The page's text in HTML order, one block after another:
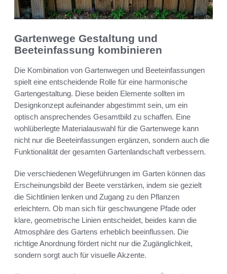
Gartenwege Gestaltung und
Beeteinfassung kombinieren
Die Kombination von Gartenwegen und Beeteinfassungen
spielt eine entscheidende Rolle für eine harmonische
Gartengestaltung. Diese beiden Elemente sollten im
Designkonzept aufeinander abgestimmt sein, um ein
optisch ansprechendes Gesamtbild zu schaffen. Eine
wohlüberlegte Materialauswahl für die Gartenwege kann
nicht nur die Beeteinfassungen ergänzen, sondern auch die
Funktionalität der gesamten Gartenlandschaft verbessern.
Die verschiedenen Wegeführungen im Garten können das
Erscheinungsbild der Beete verstärken, indem sie gezielt
die Sichtlinien lenken und Zugang zu den Pflanzen
erleichtern. Ob man sich für geschwungene Pfade oder
klare, geometrische Linien entscheidet, beides kann die
Atmosphäre des Gartens erheblich beeinflussen. Die
richtige Anordnung fördert nicht nur die Zugänglichkeit,
sondern sorgt auch für visuelle Akzente.